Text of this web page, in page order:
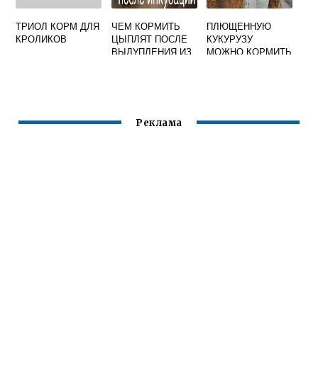
ТРИОЛ КОРМ ДЛЯ
КРОЛИКОВ
ЧЕМ КОРМИТЬ
ЦЫПЛЯТ ПОСЛЕ
ВЫЛУПЛЕНИЯ ИЗ
ПЛЮЩЕННУЮ
КУКУРУЗУ
МОЖНО КОРМИТЬ
Реклама